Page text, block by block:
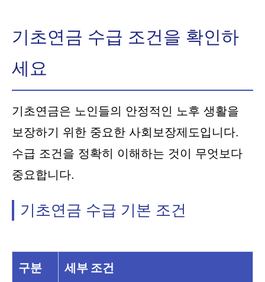
기초연금 수급 조건을 확인하
세요
기초연금은 노인들의 안정적인 노후 생활을
보장하기 위한 중요한 사회보장제도입니다.
수급 조건을 정확히 이해하는 것이 무엇보다
중요합니다.
기초연금 수급 기본 조건
구분 세부 조건